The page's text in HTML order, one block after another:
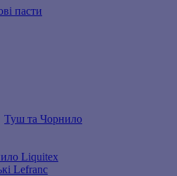
пасти
Туш та Чорнило
Liquitex
Lefranc